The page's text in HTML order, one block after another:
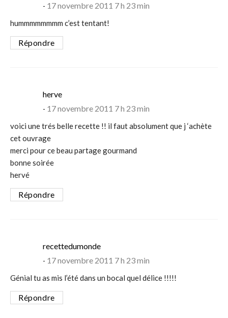
17 novembre 2011 7 h 23 min
hummmmmmmm c’est tentant!
Répondre
hervesays:
17 novembre 2011 7 h 23 min
voici une trés belle recette !! il faut absolument que j ‘achète
cet ouvrage
merci pour ce beau partage gourmand
bonne soirée
hervé
Répondre
recettedumondesays:
17 novembre 2011 7 h 23 min
Génial tu as mis l’été dans un bocal quel délice !!!!!
Répondre